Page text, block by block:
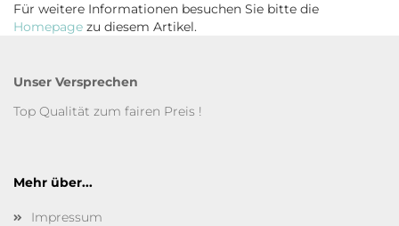
Für weitere Informationen besuchen Sie bitte die
Homepage zu diesem Artikel.
Unser Versprechen
Top Qualität zum fairen Preis !
Mehr über...
Impressum